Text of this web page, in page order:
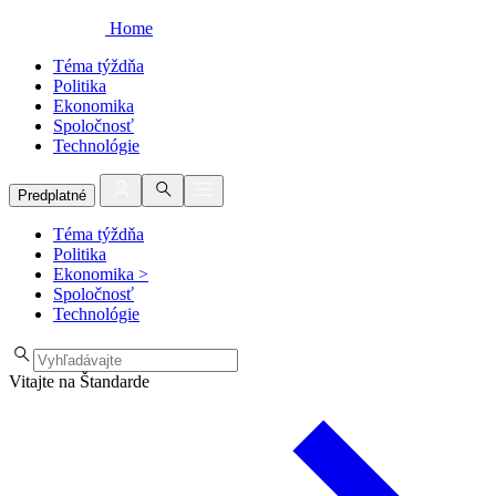
Home
Téma týždňa
Politika
Ekonomika
Spoločnosť
Technológie
Predplatné
Téma týždňa
Politika
Ekonomika >
Spoločnosť
Technológie
Vitajte na Štandarde